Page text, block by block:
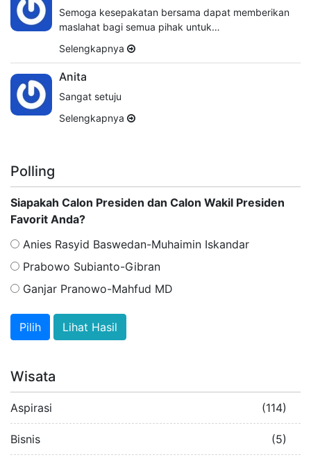
Semoga kesepakatan bersama dapat memberikan
maslahat bagi semua pihak untuk…
Selengkapnya
Anita
Sangat setuju
Selengkapnya
Polling
Siapakah Calon Presiden dan Calon Wakil Presiden
Favorit Anda?
Anies Rasyid Baswedan-Muhaimin Iskandar
Prabowo Subianto-Gibran
Ganjar Pranowo-Mahfud MD
Lihat Hasil
Wisata
Aspirasi (114)
Bisnis (5)